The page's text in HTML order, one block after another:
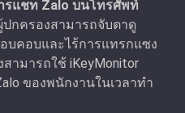
รแชท Zalo บนโทรศัพท์
กครองสามารถจับตาดู
คอบและไร้การแทรกแซง
ามารถใช้ iKeyMonitor
ของพนักงานในเวลาทํา